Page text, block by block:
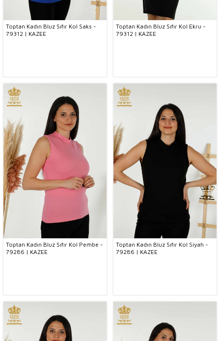
Toptan Kadın Bluz Sıfır Kol Saks -
79312 | KAZEE
Toptan Kadın Bluz Sıfır Kol Ekru -
79312 | KAZEE
Toptan Kadın Bluz Sıfır Kol Pembe -
79286 | KAZEE
Toptan Kadın Bluz Sıfır Kol Siyah -
79286 | KAZEE